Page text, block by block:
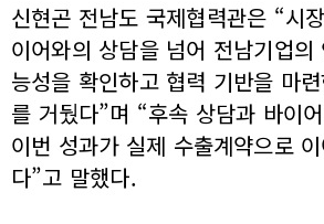
신현곤 전남도 국제협력관은 “시
이어와의 상담을 넘어 전남기업
능성을 확인하고 협력 기반을 마
를 거뒀다”며 “후속 상담과 바이
이번 성과가 실제 수출계약으로
다”고 말했다.